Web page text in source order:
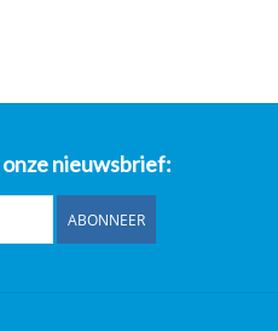
nieuwsbrief:
ABONNEER